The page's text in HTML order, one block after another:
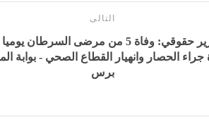
التالى
تقرير حقوقي: وفاة 5 من مرضى السرطان
جراء الحصار وانهيار القطاع الصحي - بوابة
برس